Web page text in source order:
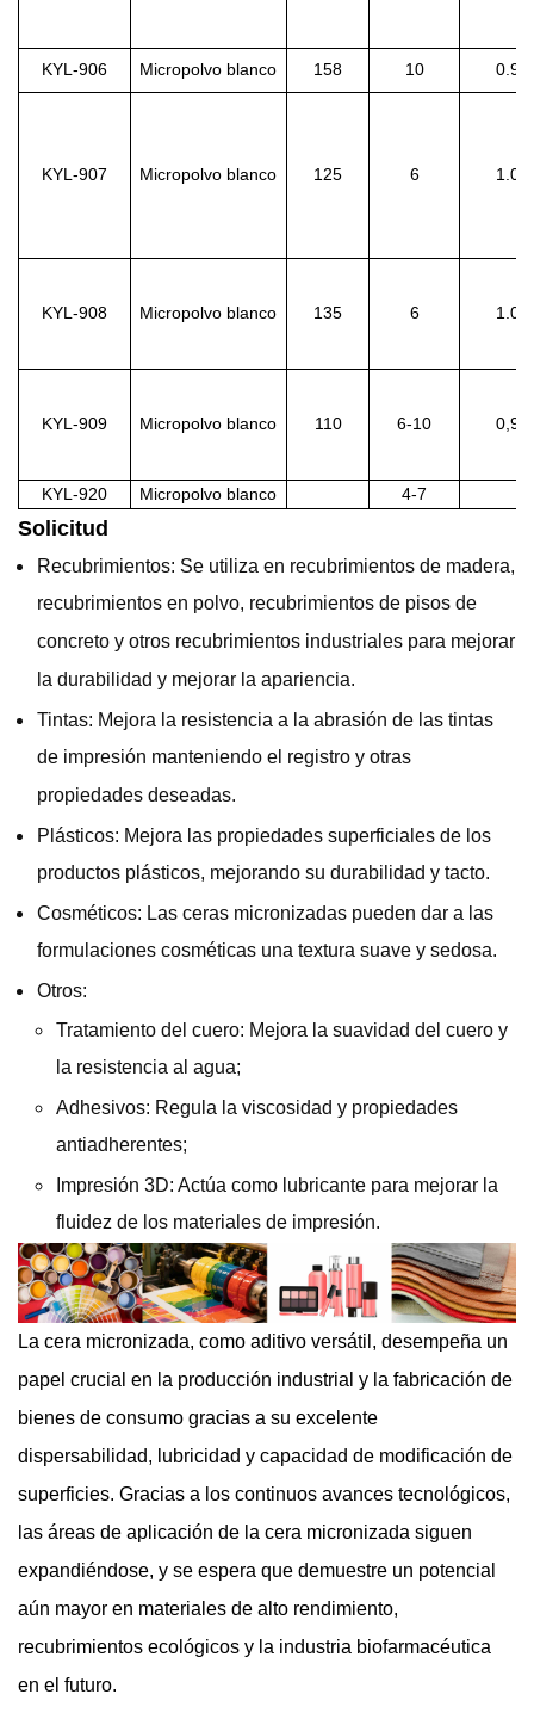
KYL-906 Micropolvo blanco 158 10 0.90
KYL-907 Micropolvo blanco 125 6 1.06
KYL-908 Micropolvo blanco 135 6 1.06
KYL-909 Micropolvo blanco 110 6-10 0,94
KYL-920 Micropolvo blanco 4-7
Solicitud
Recubrimientos: Se utiliza en recubrimientos de madera,
recubrimientos en polvo, recubrimientos de pisos de
concreto y otros recubrimientos industriales para mejorar
la durabilidad y mejorar la apariencia.
Tintas: Mejora la resistencia a la abrasión de las tintas
de impresión manteniendo el registro y otras
propiedades deseadas.
Plásticos: Mejora las propiedades superficiales de los
productos plásticos, mejorando su durabilidad y tacto.
Cosméticos: Las ceras micronizadas pueden dar a las
formulaciones cosméticas una textura suave y sedosa.
Otros:
Tratamiento del cuero: Mejora la suavidad del cuero y
la resistencia al agua;
Adhesivos: Regula la viscosidad y propiedades
antiadherentes;
Impresión 3D: Actúa como lubricante para mejorar la
fluidez de los materiales de impresión.
La cera micronizada, como aditivo versátil, desempeña un
papel crucial en la producción industrial y la fabricación de
bienes de consumo gracias a su excelente
dispersabilidad, lubricidad y capacidad de modificación de
superficies. Gracias a los continuos avances tecnológicos,
las áreas de aplicación de la cera micronizada siguen
expandiéndose, y se espera que demuestre un potencial
aún mayor en materiales de alto rendimiento,
recubrimientos ecológicos y la industria biofarmacéutica
en el futuro.